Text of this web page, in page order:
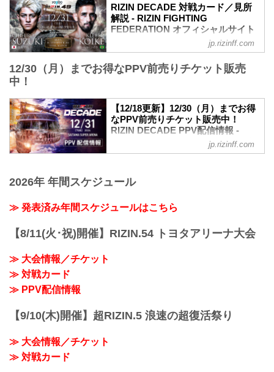
開場／開始時間変更のお知らせ
ライアン・ガルシア vs. 安保瑠輝也の試
合延期に伴い、開場／開始時間変更が以
【変更前】2024年12月31日（火）9:00開
場／10:00開始
↓
開場／13:00開始
12/17（火）更新
RIZIN DECADE チケット払い戻しに関す
るお知らせ
ライアン・ガルシア vs. 安保瑠輝也の試
合延期に伴い、チケットの払い戻しを希
RIZIN DECADE 対戦カード／見所
解説 - RIZIN FIGHTING
FEDERATION オフィシャルサイト
RIZINマッチメイク担当のチャーリーが対
ーンやストロングポイントを把握すれ
※見所解説は随時更新いたします。
Yogibo presents RIZIN.49 試合順
雷神番外地
細川一颯 vs. 宇佐美正パトリック
RIZI...
jp.rizinff.com
12/30（月）までお得なPPV前売りチケット販売
中！
【12/18更新】12/30（月）までお得
なPPV前売りチケット販売中！
RIZIN DECADE PPV配信情報 -
RIZIN FIGHTING FEDERATION オ
フィシャルサイト
12/18（水）更新
DECADE』第1部で実施を予定しておりま
したライアン・ガルシア vs. 安保瑠輝也
は、ライアン・ガルシアが練習中に手を
負傷しドクターストップとなったため、
※通しチケットの返金の対応はございま
せん。
jp.rizinff.com
2026年 年間スケジュール
≫ 発表済み年間スケジュールはこちら
【8/11(火･祝)開催】RIZIN.54 トヨタアリーナ大会
≫ 大会情報／チケット
≫ 対戦カード
≫ PPV配信情報
【9/10(木)開催】超RIZIN.5 浪速の超復活祭り
≫ 大会情報／チケット
≫ 対戦カード